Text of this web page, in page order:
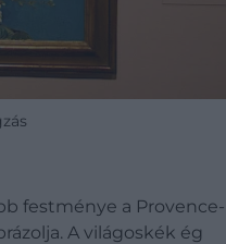
festménye a Provence-
A világoskék ég